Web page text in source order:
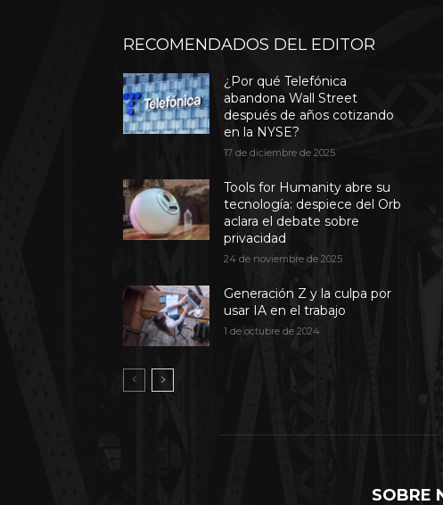
RECOMENDADOS DEL EDITOR
¿Por qué Telefónica
abandona Wall Street
después de años cotizando
en la NYSE?
17 de diciembre de 2025
Tools for Humanity abre su
tecnología: despiece del Orb
aclara el debate sobre
privacidad
24 de noviembre de 2025
Generación Z y la culpa por
usar IA en el trabajo
1 de octubre de 2024
SOBRE